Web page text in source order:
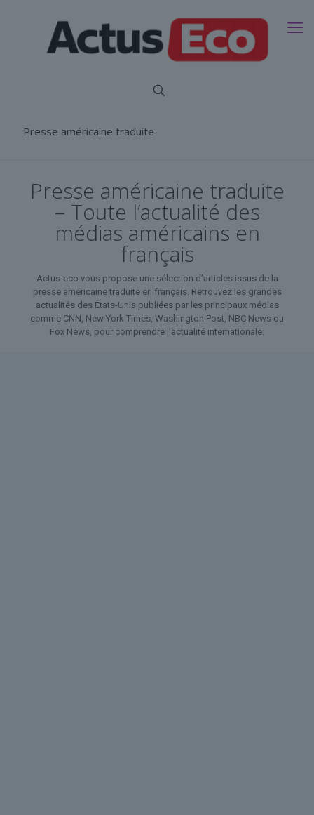
Presse américaine traduite
Presse américaine traduite
– Toute l’actualité des
médias américains en
français
Actus-eco vous propose une sélection d’articles issus de la
presse américaine traduite en français. Retrouvez les grandes
actualités des États-Unis publiées par les principaux médias
comme CNN, New York Times, Washington Post, NBC News ou
Fox News, pour comprendre l’actualité internationale.